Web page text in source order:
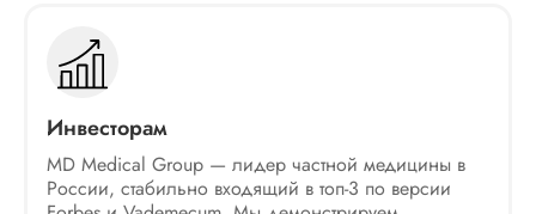
Инвесторам
MD Medical Group — лидер частной медицины в
России, стабильно входящий в топ-3 по версии